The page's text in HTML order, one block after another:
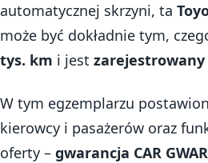
automatycznej skrzyni, ta
może być dokładnie tym,
tys. km i jest zarejestrowany
W tym egzemplarzu
kierowcy i pasażerów oraz
oferty – gwarancja CAR